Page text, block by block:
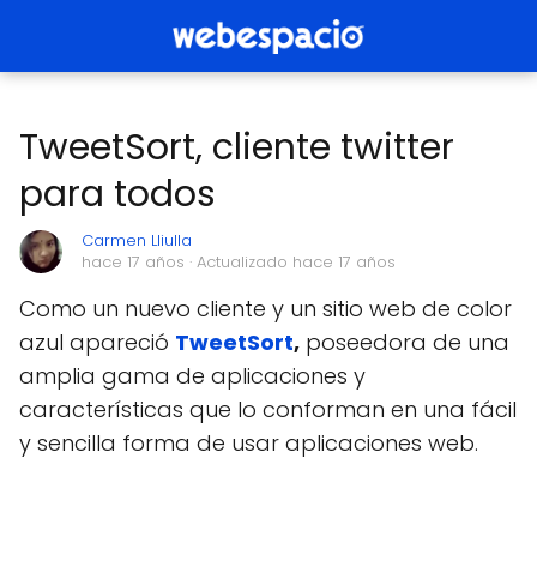
TweetSort, cliente twitter
para todos
Carmen Lliulla
hace 17 años · Actualizado hace 17 años
Como un nuevo cliente y un sitio web de color
azul apareció TweetSort, poseedora de una
amplia gama de aplicaciones y
características que lo conforman en una fácil
y sencilla forma de usar aplicaciones web.